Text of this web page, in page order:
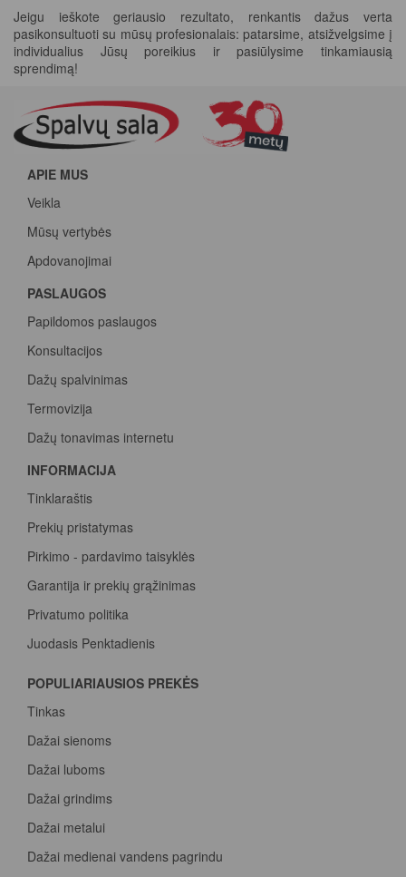
Jeigu ieškote geriausio rezultato, renkantis dažus verta
pasikonsultuoti su mūsų profesionalais: patarsime, atsižvelgsime į
individualius Jūsų poreikius ir pasiūlysime tinkamiausią
sprendimą!
APIE MUS
Veikla
Mūsų vertybės
Apdovanojimai
PASLAUGOS
Papildomos paslaugos
Konsultacijos
Dažų spalvinimas
Termovizija
Dažų tonavimas internetu
INFORMACIJA
Tinklaraštis
Prekių pristatymas
Pirkimo - pardavimo taisyklės
Garantija ir prekių grąžinimas
Privatumo politika
Juodasis Penktadienis
POPULIARIAUSIOS PREKĖS
Tinkas
Dažai sienoms
Dažai luboms
Dažai grindims
Dažai metalui
Dažai medienai vandens pagrindu